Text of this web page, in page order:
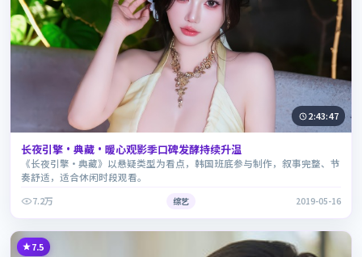
2:43:47
长夜引擎·典藏·暖心观影季口碑发酵持续升温
《长夜引擎·典藏》以悬疑类型为看点，韩国班底参与制作，叙事完整、节
奏舒适，适合休闲时段观看。
7.2万
综艺 2019-05-16
7.5